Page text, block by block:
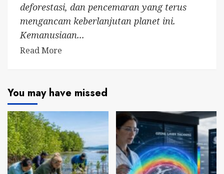
deforestasi, dan pencemaran yang terus
mengancam keberlanjutan planet ini.
Kemanusiaan...
Read More
You may have missed